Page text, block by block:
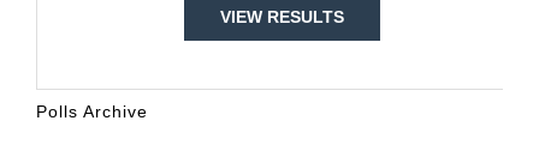
VIEW RESULTS
Polls Archive